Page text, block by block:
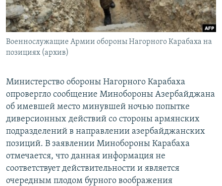
Հայերեն
English
Русский
Все сайты Радио Азатутюн
Военнослужащие Армии обороны Нагорного Карабаха на
позициях (архив)
Министерство обороны Нагорного Карабаха
опровергло сообщение Минобороны Азербайджана
об имевшей место минувшей ночью попытке
диверсионных действий со стороны армянских
подразделений в направлении азербайджанских
позиций. В заявлении Минобороны Карабаха
отмечается, что данная информация не
соответствует действительности и является
очередным плодом бурного воображения